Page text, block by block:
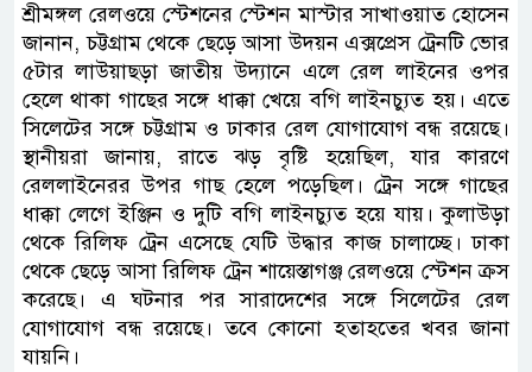
শ্রীমঙ্গল রেলওয়ে স্টেশনের স্টেশন মাস্টার সাখাওয়াত হোসেন
জানান, চট্টগ্রাম থেকে ছেড়ে আসা উদয়ন এক্সপ্রেস ট্রেনটি ভোর
৫টার লাউয়াছড়া জাতীয় উদ্যানে এলে রেল লাইনের ওপর
হেলে থাকা গাছের সঙ্গে ধাক্কা খেয়ে বগি লাইনচ্যুত হয়। এতে
সিলেটের সঙ্গে চট্টগ্রাম ও ঢাকার রেল যোগাযোগ বন্ধ রয়েছে।
স্থানীয়রা জানায়, রাতে ঝড় বৃষ্টি হয়েছিল, যার কারণে
রেললাইনেরর উপর গাছ হেলে পড়েছিল। ট্রেন সঙ্গে গাছের
ধাক্কা লেগে ইঞ্জিন ও দুটি বগি লাইনচ্যুত হয়ে যায়। কুলাউড়া
থেকে রিলিফ ট্রেন এসেছে যেটি উদ্ধার কাজ চালাচ্ছে। ঢাকা
থেকে ছেড়ে আসা রিলিফ ট্রেন শায়েস্তাগঞ্জ রেলওয়ে স্টেশন ক্রস
করেছে। এ ঘটনার পর সারাদেশের সঙ্গে সিলেটের রেল
যোগাযোগ বন্ধ রয়েছে। তবে কোনো হতাহতের খবর জানা
যায়নি।